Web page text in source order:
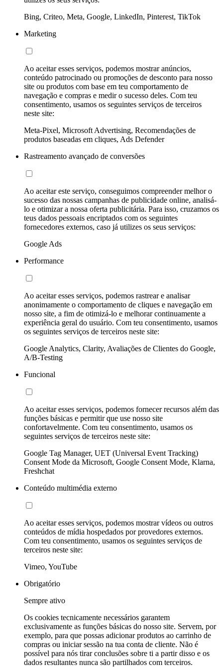
Bing, Criteo, Meta, Google, LinkedIn, Pinterest, TikTok
Marketing
Ao aceitar esses serviços, podemos mostrar anúncios,
conteúdo patrocinado ou promoções de desconto para nosso
site ou produtos com base em teu comportamento de
navegação e compras e medir o sucesso deles. Com teu
consentimento, usamos os seguintes serviços de terceiros
neste site:
Meta-Pixel, Microsoft Advertising, Recomendações de
produtos baseadas em cliques, Ads Defender
Rastreamento avançado de conversões
Ao aceitar este serviço, conseguimos compreender melhor o
sucesso das nossas campanhas de publicidade online, analisá-
lo e otimizar a nossa oferta publicitária. Para isso, cruzamos os
teus dados pessoais encriptados com os seguintes
fornecedores externos, caso já utilizes os seus serviços:
Google Ads
Performance
Ao aceitar esses serviços, podemos rastrear e analisar
anonimamente o comportamento de cliques e navegação em
nosso site, a fim de otimizá-lo e melhorar continuamente a
experiência geral do usuário. Com teu consentimento, usamos
os seguintes serviços de terceiros neste site:
Google Analytics, Clarity, Avaliações de Clientes do Google,
A/B-Testing
Funcional
Ao aceitar esses serviços, podemos fornecer recursos além das
funções básicas e permitir que use nosso site
confortavelmente. Com teu consentimento, usamos os
seguintes serviços de terceiros neste site:
Google Tag Manager, UET (Universal Event Tracking)
Consent Mode da Microsoft, Google Consent Mode, Klarna,
Freshchat
Conteúdo multimédia externo
Ao aceitar esses serviços, podemos mostrar vídeos ou outros
conteúdos de mídia hospedados por provedores externos.
Com teu consentimento, usamos os seguintes serviços de
terceiros neste site:
Vimeo, YouTube
Obrigatório
Sempre ativo
Os cookies tecnicamente necessários garantem
exclusivamente as funções básicas do nosso site. Servem, por
exemplo, para que possas adicionar produtos ao carrinho de
compras ou iniciar sessão na tua conta de cliente. Não é
possível para nós tirar conclusões sobre ti a partir disso e os
dados resultantes nunca são partilhados com terceiros.